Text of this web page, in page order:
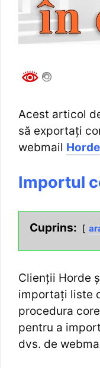
Acest articol
să exportați
webmail Horde
Importul
Cuprins:
Clienții Horde
importați liste
procedura
pentru a
dvs. de